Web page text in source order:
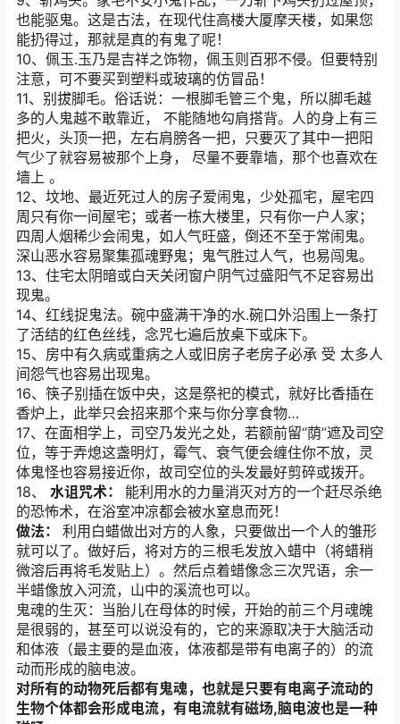
也能驱鬼。这是古法，在现代住高楼大厦摩天楼，如果您
能扔得过，那就是真的有鬼了呢！
10、佩玉.玉乃是吉祥之饰物，佩玉则百邪不侵。但要特别
注意，可不要买到塑料或玻璃的仿冒品！
11、别拔脚毛。俗话说：一根脚毛管三个鬼，所以脚毛越
多的人鬼越不敢靠近， 不能随地勾肩搭背。人的身上有三
把火，头顶一把，左右肩膀各一把，只要灭了其中一把阳
气少了就容易被那个上身， 尽量不要靠墙，那个也喜欢在
墙上 。
12、坟地、最近死过人的房子爱闹鬼，少处孤宅，屋宅四
周只有你一间屋宅；或者一栋大楼里，只有你一户人家；
四周人烟稀少会闹鬼，如人气旺盛，倒还不至于常闹鬼。
深山恶水容易聚集孤魂野鬼；鬼气胜过人气，也易闯鬼。
13、住宅太阴暗或白天关闭窗户阴气过盛阳气不足容易出
现鬼。
14、红线捉鬼法。碗中盛满干净的水.碗口外沿围上一条打
了活结的红色丝线，念咒七遍后放桌下或床下。
15、房中有久病或重病之人或旧房子老房子必承 受 太多人
间怨气也容易出现鬼。
16、筷子别插在饭中央，这是祭祀的模式，就好比香插在
香炉上，此举只会招来那个来与你分享食物…
17、在面相学上，司空乃发光之处，若额前留“荫”遮及司空
位，等于弄熄这盏明灯，霉气、衰气便会缠住你不放，灵
体鬼怪也容易接近你，故司空位的头发最好剪碎或拨开。
18、 水诅咒术： 能利用水的力量消灭对方的一个赶尽杀绝
的恐怖术，在浴室冲凉都会被水窒息而死！
做法： 利用白蜡做出对方的人象，只要做出一个人的雏形
就可以了。做好后，将对方的三根毛发放入蜡中（将蜡稍
微溶后再将毛发贴上）。然后点着蜡像念三次咒语，余一
半蜡像放入河流，山中的溪流也可以。
鬼魂的生灭：当胎儿在母体的时候，开始的前三个月魂魄
是很弱的，甚至可以说没有的，它的来源取决于大脑活动
和体液（最主要的是血液，体液都是带有电离子的）的流
动而形成的脑电波。
对所有的动物死后都有鬼魂，也就是只要有电离子流动的
生物个体都会形成电流，有电流就有磁场,脑电波也是一种